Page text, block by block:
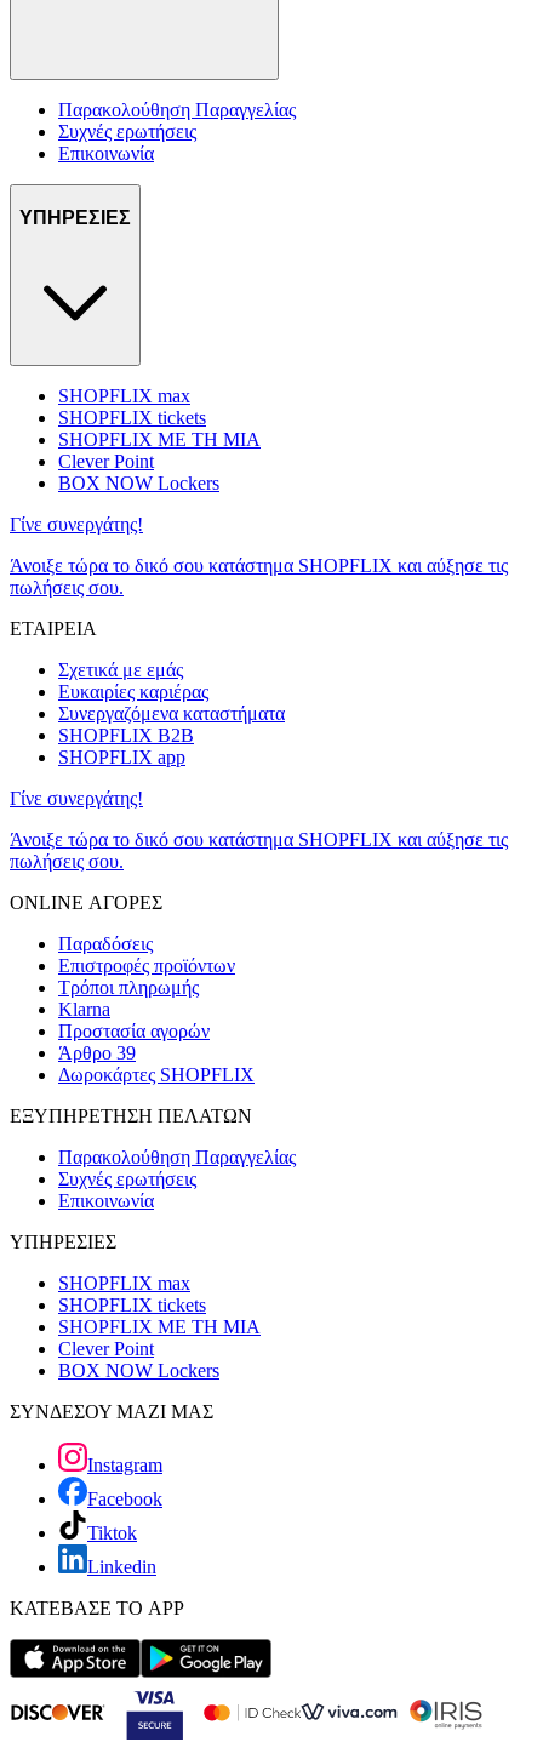
Παρακολούθηση Παραγγελίας
Συχνές ερωτήσεις
Επικοινωνία
ΥΠΗΡΕΣΙΕΣ
SHOPFLIX max
SHOPFLIX tickets
SHOPFLIX ΜΕ ΤΗ ΜΙΑ
Clever Point
BOX NOW Lockers
Γίνε συνεργάτης!
Άνοιξε τώρα το δικό σου κατάστημα SHOPFLIX και αύξησε τις
πωλήσεις σου.
ΕΤΑΙΡΕΙΑ
Σχετικά με εμάς
Ευκαιρίες καριέρας
Συνεργαζόμενα καταστήματα
SHOPFLIX B2B
SHOPFLIX app
Γίνε συνεργάτης!
Άνοιξε τώρα το δικό σου κατάστημα SHOPFLIX και αύξησε τις
πωλήσεις σου.
ONLINE ΑΓΟΡΕΣ
Παραδόσεις
Επιστροφές προϊόντων
Τρόποι πληρωμής
Klarna
Προστασία αγορών
Άρθρο 39
Δωροκάρτες SHOPFLIX
ΕΞΥΠΗΡΕΤΗΣΗ ΠΕΛΑΤΩΝ
Παρακολούθηση Παραγγελίας
Συχνές ερωτήσεις
Επικοινωνία
ΥΠΗΡΕΣΙΕΣ
SHOPFLIX max
SHOPFLIX tickets
SHOPFLIX ΜΕ ΤΗ ΜΙΑ
Clever Point
BOX NOW Lockers
ΣΥΝΔΕΣΟΥ ΜΑΖΙ ΜΑΣ
Instagram
Facebook
Tiktok
Linkedin
ΚΑΤΕΒΑΣΕ ΤΟ APP